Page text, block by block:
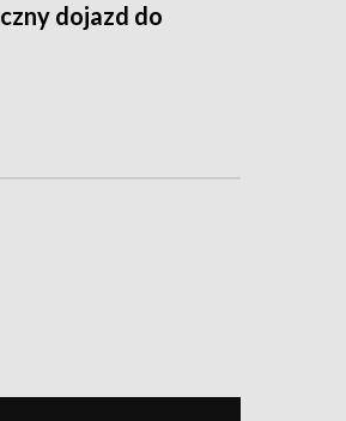
dojazd do